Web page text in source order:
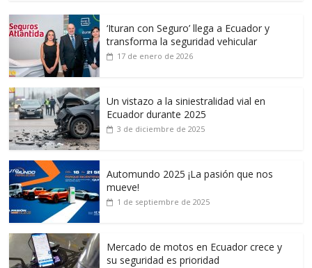
‘Ituran con Seguro’ llega a Ecuador y
transforma la seguridad vehicular
17 de enero de 2026
Un vistazo a la siniestralidad vial en
Ecuador durante 2025
3 de diciembre de 2025
Automundo 2025 ¡La pasión que nos
mueve!
1 de septiembre de 2025
Mercado de motos en Ecuador crece y
su seguridad es prioridad